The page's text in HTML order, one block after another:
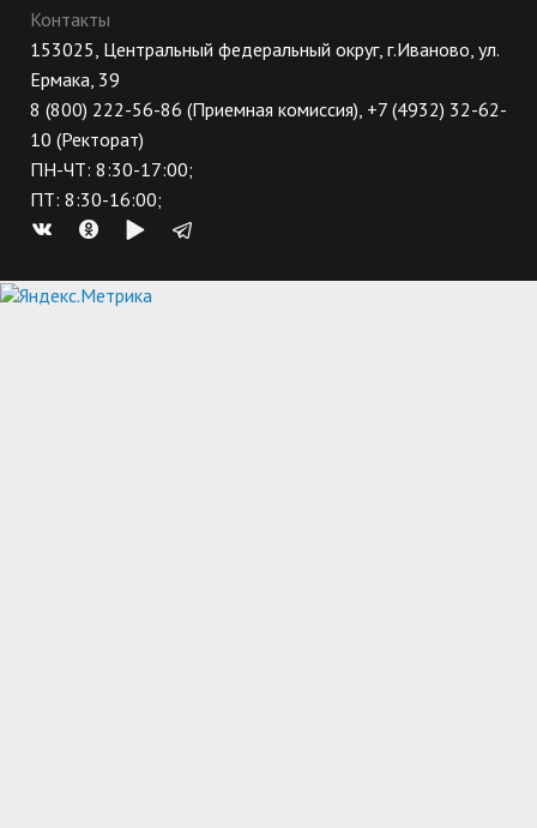
Контакты
153025, Центральный федеральный округ, г.Иваново, ул.
Ермака, 39
8 (800) 222-56-86 (Приемная комиссия), +7 (4932) 32-62-
10 (Ректорат)
ПН-ЧТ: 8:30-17:00;
ПТ: 8:30-16:00;